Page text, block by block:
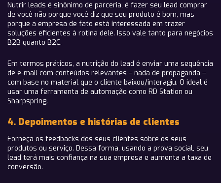
Nutrir leads é sinônimo de parceria, é fazer seu lead comprar
de você não porque você diz que seu produto é bom, mas
porque a empresa de fato está interessada em trazer
soluções eficientes à rotina dele. Isso vale tanto para negócios
B2B quanto B2C.
Em termos práticos, a nutrição do lead é enviar uma sequência
de e-mail com conteúdos relevantes – nada de propaganda –
com base no material que o cliente baixou/interagiu. O ideal é
usar uma ferramenta de automação como RD Station ou
Sharpspring.
4. Depoimentos e histórias de clientes
Forneça os feedbacks dos seus clientes sobre os seus
produtos ou serviço. Dessa forma, usando a prova social, seu
lead terá mais confiança na sua empresa e aumenta a taxa de
conversão.